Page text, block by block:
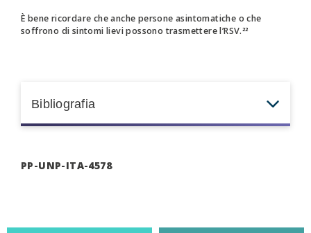
È bene ricordare che anche persone asintomatiche o che
soffrono di sintomi lievi possono trasmettere l’RSV. 22
Bibliografia
2. Nguyen-Van-Tam JS, et al. Eur Respir Rev.
PP-UNP-ITA-4578